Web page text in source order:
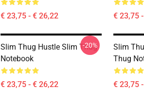
€ 23,75 - € 26,22 € 23,75
Slim Thug Hustle Slim Thug
Notebook
€ 23,75 - € 26,22
-20%
Slim
Thug
€ 23,75